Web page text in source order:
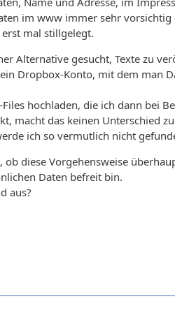
im www immer sehr
mal stillgelegt.
Alternative gesucht, Texte zu
Dropbox-Konto, mit dem man
hochladen, die ich dann bei
macht das keinen Unterschied
ich so vermutlich nicht
ob diese Vorgehensweise
Daten befreit bin.
aus?